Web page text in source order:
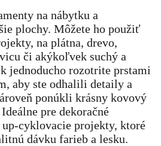
na nábytku a
plochy. Môžete ho použiť
na plátna, drevo,
či akýkoľvek suchý a
jednoducho rozotrite prstami
aby ste odhalili detaily a
ponúkli krásny kovový
pre dekoračné
cyklovacie projekty, ktoré
dávku farieb a lesku.